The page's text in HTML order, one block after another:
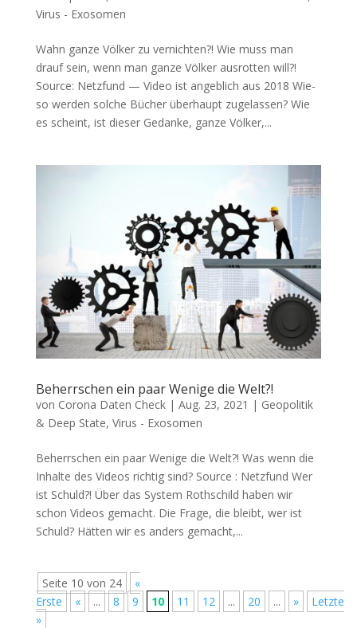
Virus - Exosomen
Wahn ganze Völker zu vernichten?! Wie muss man
drauf sein, wenn man gan­ze Völ­ker aus­rot­ten will?!
Source: Netz­fund — Video ist angeb­lich aus 2018 Wie­
so wer­den sol­che Bücher über­haupt zugelassen? Wie
es scheint, ist die­ser Gedan­ke, gan­ze Völ­ker,...
Beherrschen ein paar Wenige die Welt?!
von Corona Daten Check| Aug. 23, 2021 | Geopolitik
& Deep State, Virus - Exosomen
Beherrschen ein paar Wenige die Welt?! Was wenn die
Inhal­te des Vide­os rich­tig sind? Source : Netzfund Wer
ist Schuld?! Über das Sys­tem Roth­schild haben wir
schon Vide­os gemacht. Die Fra­ge, die bleibt, wer ist
Schuld? Hät­ten wir es anders gemacht,...
Seite 10 von 24
«
Erste
« ... 8 9 10 11 12 ... 20 ... »
Letzte
»